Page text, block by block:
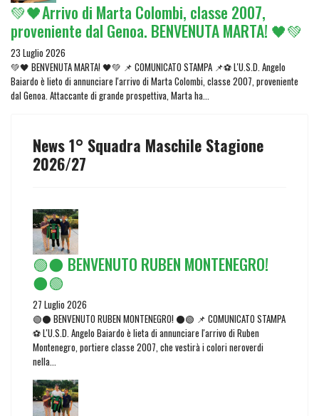
💚🖤Arrivo di Marta Colombi, classe 2007,
proveniente dal Genoa. BENVENUTA MARTA! 🖤💚
23 Luglio 2026
💚🖤 BENVENUTA MARTA! 🖤💚 📌 COMUNICATO STAMPA 📌⚽ L'U.S.D. Angelo
Baiardo è lieto di annunciare l'arrivo di Marta Colombi, classe 2007, proveniente
dal Genoa. Attaccante di grande prospettiva, Marta ha...
News 1° Squadra Maschile Stagione
2026/27
🟢⚫ BENVENUTO RUBEN MONTENEGRO!
⚫🟢
27 Luglio 2026
🟢⚫ BENVENUTO RUBEN MONTENEGRO! ⚫🟢 📌 COMUNICATO STAMPA
⚽ L'U.S.D. Angelo Baiardo è lieta di annunciare l'arrivo di Ruben
Montenegro, portiere classe 2007, che vestirà i colori neroverdi
nella...